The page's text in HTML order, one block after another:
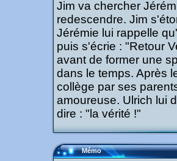
Jim va chercher
redescendre. Jim
Jérémie lui rappelle
puis s'écrie : "Retour
avant de former une
dans le temps. Après
collège par ses
amoureuse. Ulrich lui
dire : "la vérité !"
Mémo